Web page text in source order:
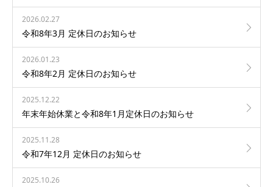
2026.02.27
令和8年3月 定休日のお知らせ
2026.01.23
令和8年2月 定休日のお知らせ
2025.12.22
年末年始休業と令和8年1月定休日のお知らせ
2025.11.28
令和7年12月 定休日のお知らせ
2025.10.26